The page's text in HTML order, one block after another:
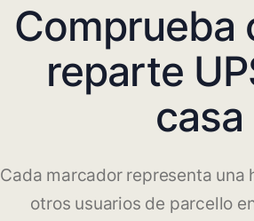
Comprueba
reparte
casa
Cada marcador representa una
otros usuarios de parcello